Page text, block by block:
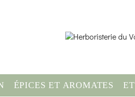
ÉPICES ET AROMATES